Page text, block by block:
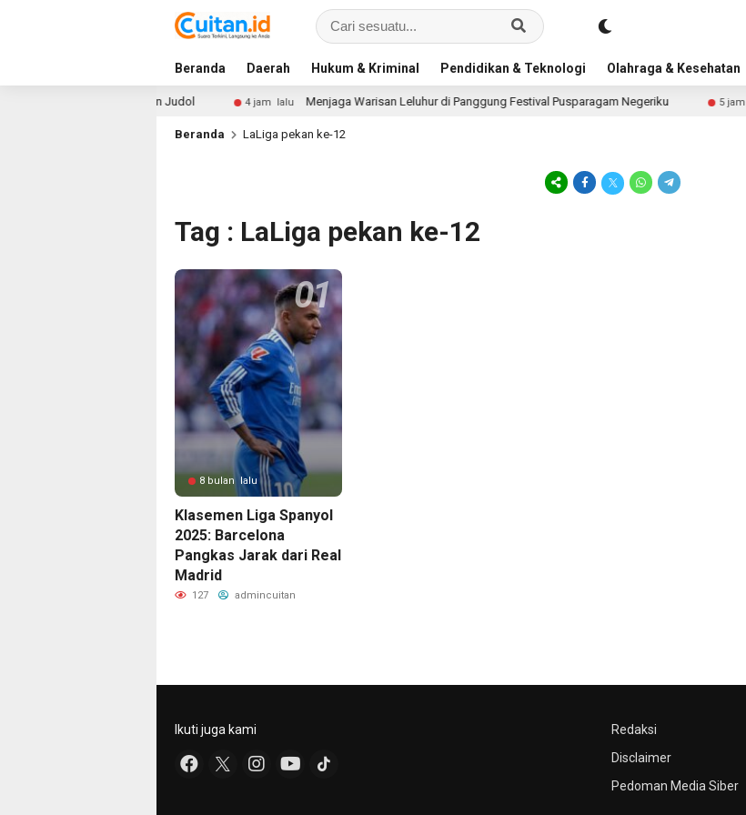
Beranda Daerah Hukum & Kriminal Pendidikan & Teknologi Olahraga & Kesehatan
Diri dari Narkoba dan Judol 4 jam lalu Menjaga Warisan Leluhur di Panggung Festival Pusparagam Negeriku 5 jam lalu
Beranda LaLiga pekan ke-12
Tag : LaLiga pekan ke-12
8 bulan lalu
Klasemen Liga Spanyol
2025: Barcelona
Pangkas Jarak dari Real
Madrid
127 admincuitan
Redaksi
Disclaimer
Pedoman Media Siber
Ikuti juga kami